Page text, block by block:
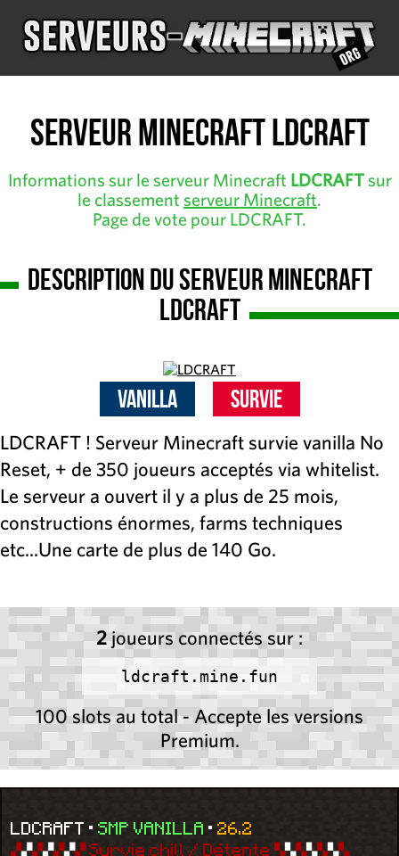
Serveur Minecraft LDCRAFT
Informations sur le serveur Minecraft LDCRAFTsur
le classement serveur Minecraft.
Page de vote pour LDCRAFT.
Description du serveur Minecraft
LDCRAFT
Vanilla Survie
LDCRAFT ! Serveur Minecraft survie vanilla No
Reset, + de 350 joueurs acceptés via whitelist.
Le serveur a ouvert il y a plus de 25 mois,
constructions énormes, farms techniques
etc...Une carte de plus de 140 Go.
2 joueurs connectés sur :
ldcraft.mine.fun
100 slots au total - Accepte les versions
Premium.
LDCRAFT • SMP VANILLA • 26.2
▞▞▞▞▞▞▞ Survie chill / Détente ▚▚▚▚▚▚▚